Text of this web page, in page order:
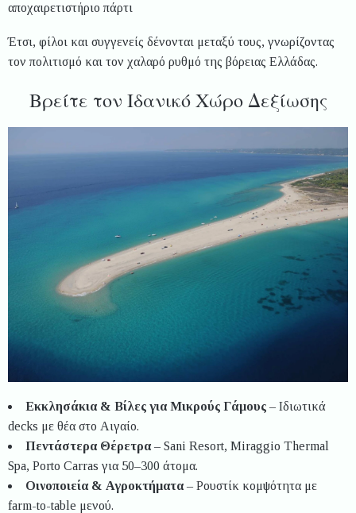
αποχαιρετιστήριο πάρτι
Έτσι, φίλοι και συγγενείς δένονται μεταξύ τους, γνωρίζοντας
τον πολιτισμό και τον χαλαρό ρυθμό της βόρειας Ελλάδας.
Βρείτε τον Ιδανικό Χώρο Δεξίωσης
Εκκλησάκια & Βίλες για Μικρούς Γάμους – Ιδιωτικά
decks με θέα στο Αιγαίο.
Πεντάστερα Θέρετρα – Sani Resort, Miraggio Thermal
Spa, Porto Carras για 50–300 άτομα.
Οινοποιεία & Αγροκτήματα – Ρουστίκ κομψότητα με
farm-to-table μενού.